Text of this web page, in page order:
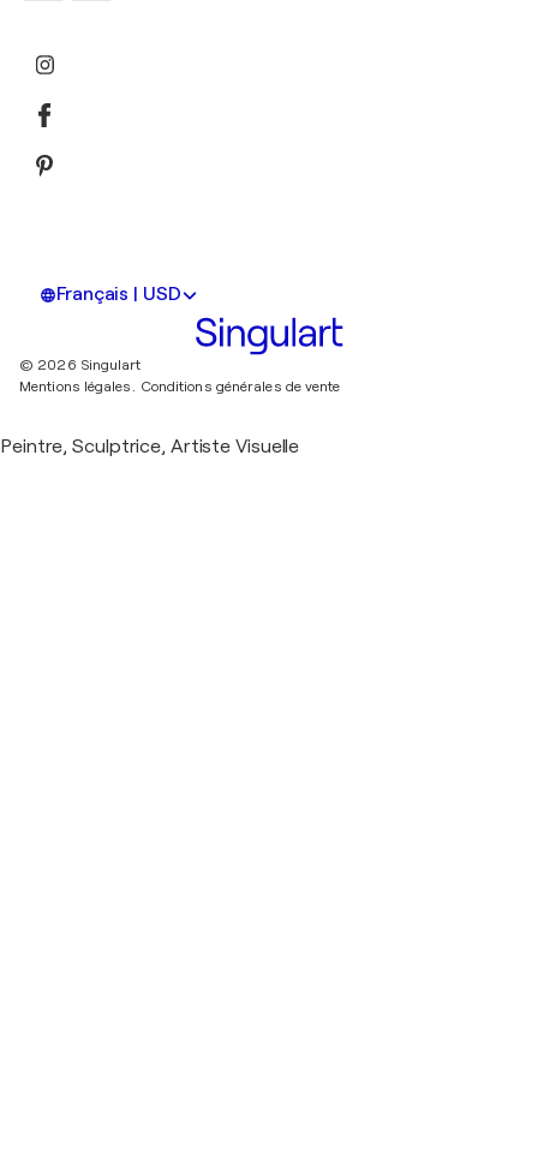
Français | USD
© 2026 Singulart
Mentions légales. Conditions générales de vente
Peintre, Sculptrice, Artiste Visuelle